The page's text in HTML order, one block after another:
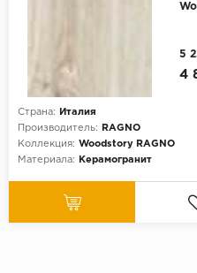
Страна:
Италия
Производитель:
RAGNO
Коллекция: Woodstory RAGNO
Материала:
Керамогранит
4
5